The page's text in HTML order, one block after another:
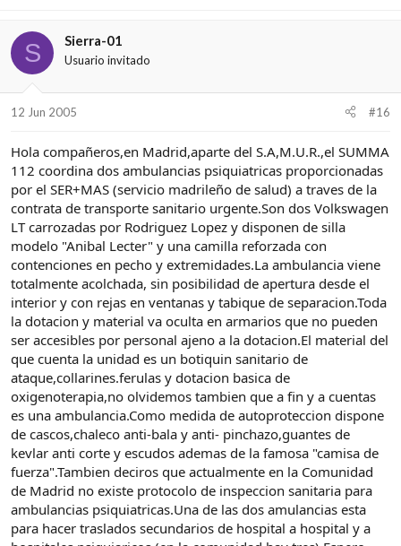
S Sierra-01
Usuario invitado
12 Jun 2005 #16
Hola compañeros,en Madrid,aparte del S.A,M.U.R.,el SUMMA
112 coordina dos ambulancias psiquiatricas proporcionadas
por el SER+MAS (servicio madrileño de salud) a traves de la
contrata de transporte sanitario urgente.Son dos Volkswagen
LT carrozadas por Rodriguez Lopez y disponen de silla
modelo "Anibal Lecter" y una camilla reforzada con
contenciones en pecho y extremidades.La ambulancia viene
totalmente acolchada, sin posibilidad de apertura desde el
interior y con rejas en ventanas y tabique de separacion.Toda
la dotacion y material va oculta en armarios que no pueden
ser accesibles por personal ajeno a la dotacion.El material del
que cuenta la unidad es un botiquin sanitario de
ataque,collarines.ferulas y dotacion basica de
oxigenoterapia,no olvidemos tambien que a fin y a cuentas
es una ambulancia.Como medida de autoproteccion dispone
de cascos,chaleco anti-bala y anti- pinchazo,guantes de
kevlar anti corte y escudos ademas de la famosa "camisa de
fuerza".Tambien deciros que actualmente en la Comunidad
de Madrid no existe protocolo de inspeccion sanitaria para
ambulancias psiquiatricas.Una de las dos amulancias esta
para hacer traslados secundarios de hospital a hospital y a